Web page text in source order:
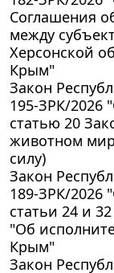
Соглашения
между
Херсонской
Крым"
Закон
195-ЗРК/2026
статью 20
животном
силу)
Закон
189-ЗРК/2026
статьи 24 и
"Об
Крым"
Закон